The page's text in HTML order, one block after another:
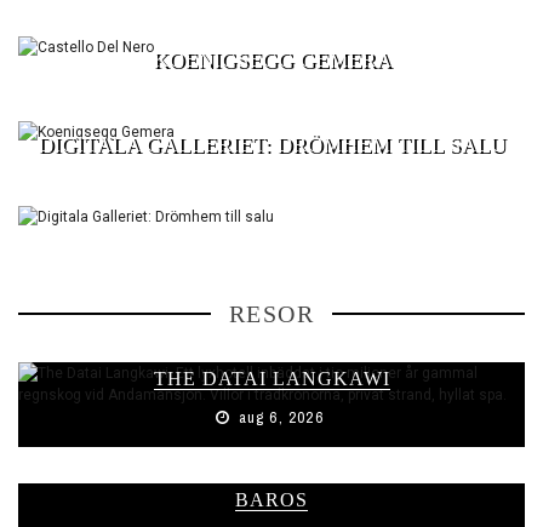
KOENIGSEGG GEMERA
DIGITALA GALLERIET: DRÖMHEM TILL SALU
RESOR
THE DATAI LANGKAWI
aug 6, 2026
BAROS